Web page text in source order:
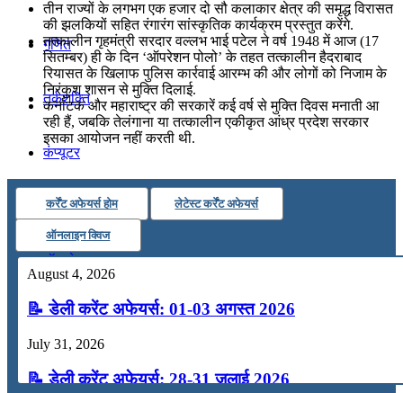
गणित
तर्कशक्ति
कंप्यूटर
अंग्रेजी
मॉक टेस्ट
टुडेज जीके
Menu Menu
तीन राज्यों के लगभग ए‍क हजार दो सौ कलाकार क्षेत्र की समृद्ध विरासत
की झलकियों सहित रंगारंग सांस्कृतिक कार्यक्रम प्रस्तुत करेंगे.
तत्कालीन गृहमंत्री सरदार वल्लभ भाई पटेल ने वर्ष 1948 में आज (17
सितम्बर) ही के दिन ‘ऑपरेशन पोलो’ के तहत तत्कालीन हैदराबाद
रियासत के खिलाफ पुलिस कार्रवाई आरम्भ की और लोगों को निजाम के
निरंकुश शासन से मुक्ति दिलाई.
कर्नाटक और महाराष्ट्र की सरकारें कई वर्ष से मुक्ति दिवस मनाती आ
रही हैं, जबकि तेलंगाना या तत्कालीन एकीकृत आंध्र प्रदेश सरकार
इसका आयोजन नहीं करती थी.
कर्रेंट अफेयर्स होम लेटेस्ट कर्रेंट अफेयर्स
ऑनलाइन क्विज
August 4, 2026
📝 डेली करेंट अफेयर्स: 01-03 अगस्त 2026
July 31, 2026
📝 डेली करेंट अफेयर्स: 28-31 जुलाई 2026